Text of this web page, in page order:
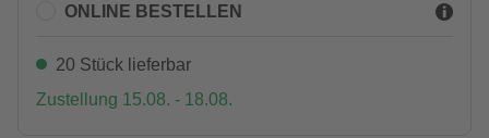
ONLINE BESTELLEN
20 Stück lieferbar
Zustellung 15.08. - 18.08.